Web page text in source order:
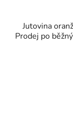
Jutovina
Prodej po